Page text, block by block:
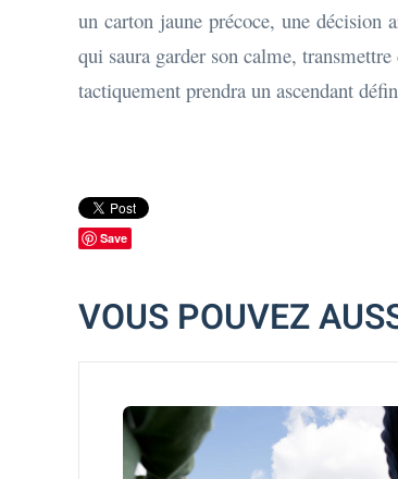
un carton jaune précoce, une
qui saura garder son calme,
tactiquement prendra un ascendant
Save
VOUS POUVEZ